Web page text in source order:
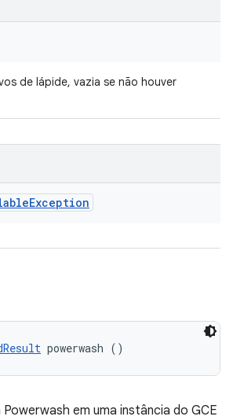
de lápide, vazia se não houver
Exception
powerwash ()
em uma instância do GCE